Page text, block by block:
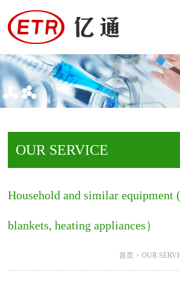
OUR SERVICE
Household and similar equipment
blankets, heating appliances）
首页> OUR